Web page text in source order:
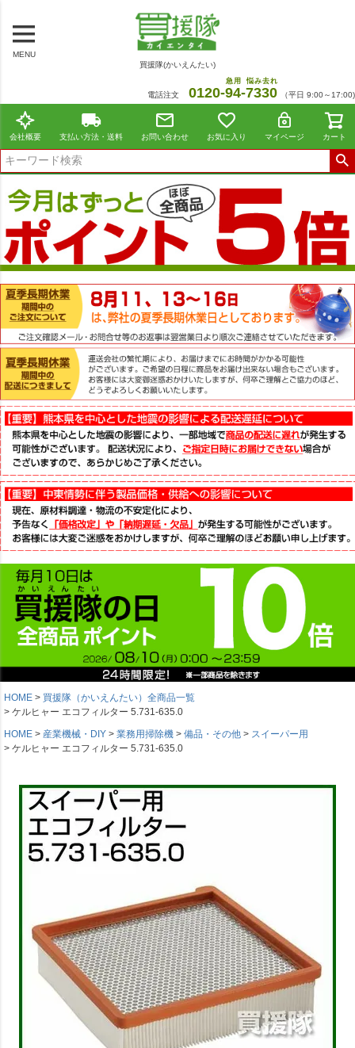
MENU
買援隊(かいえんたい)
電話注文 0120-94
急用
-7330
悩み去れ
（平日 9:00～17:00)
会社概要 支払い方法・送料 お問い合わせ お気に入り マイページ カート
HOME
買援隊（かいえんたい）全商品一覧
ケルヒャー エコフィルター 5.731-635.0
HOME
産業機械・DIY 業務用掃除機 備品・その他
スイーパー用
ケルヒャー エコフィルター 5.731-635.0